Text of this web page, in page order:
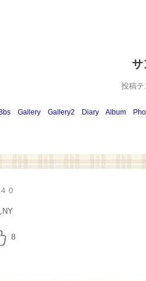
サ
投稿テ
Bbs Gallery Gallery2 Diary Album
４０
NY